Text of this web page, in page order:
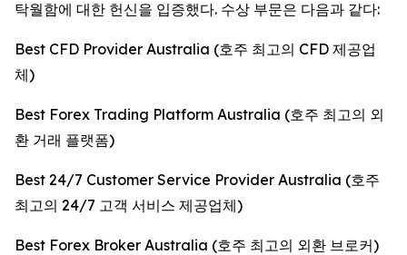
탁월함에 대한 헌신을 입증했다. 수상 부문은 다음과 같다:
Best CFD Provider Australia (호주 최고의 CFD 제공업
체)
Best Forex Trading Platform Australia (호주 최고의 외
환 거래 플랫폼)
Best 24/7 Customer Service Provider Australia (호주
최고의 24/7 고객 서비스 제공업체)
Best Forex Broker Australia (호주 최고의 외환 브로커)